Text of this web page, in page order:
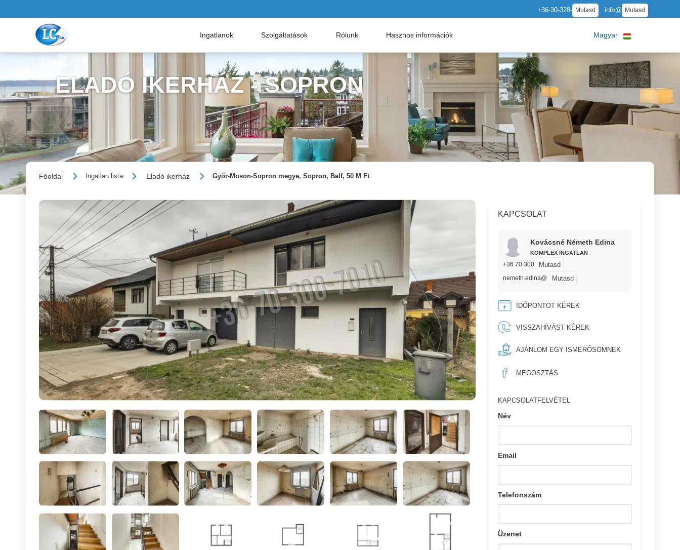
+36-30-328- Mutasd info@ Mutasd
Ingatlanok Szolgáltatások Rólunk Hasznos információk Magyar
ELADÓ IKERHÁZ - SOPRON
Főoldal Ingatlan lista Eladó ikerház Győr-Moson-Sopron megye, Sopron, Balf, 50 M Ft
KAPCSOLAT
Kovácsné Németh Edina
KOMPLEX INGATLAN
+36 70 300 Mutasd
nemeth.edina@ Mutasd
IDŐPONTOT KÉREK
VISSZAHÍVÁST KÉREK
AJÁNLOM EGY ISMERŐSÖMNEK
MEGOSZTÁS
KAPCSOLATFELVÉTEL
Név
Email
Telefonszám
Üzenet